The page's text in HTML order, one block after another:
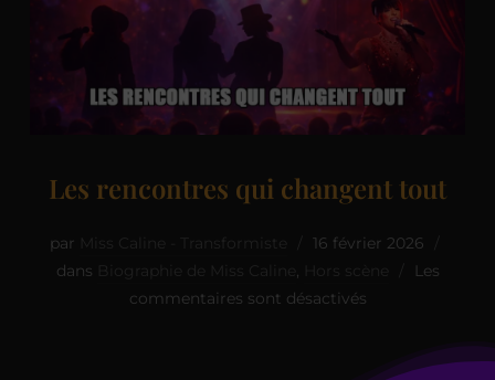
Les rencontres qui changent tout
par
16 février 2026
dans
,
Les
commentaires sont désactivés